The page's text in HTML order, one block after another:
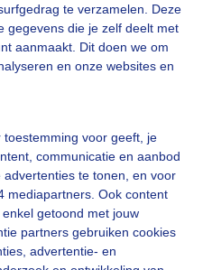
te verzamelen. Deze
gegevens die je zelf deelt met
aanmaakt. Dit doen we om
en onze websites en
voor geeft, je
communicatie en aanbod
te tonen, en voor
mediapartners. Ook content
getoond met jouw
partners gebruiken cookies
advertentie- en